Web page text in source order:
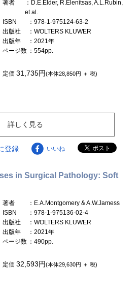
著者
：D.E.Elder, R.Elenitsas, A.L.Rubin,
et al.
ISBN
：978-1-975124-63-2
出版社
：WOLTERS KLUWER
出版年
：2021年
ページ数 ：554pp.
定価31,735円(本体28,850円 ＋ 税)
詳しく見る
登録 いいね
in Surgical Pathology: Soft
著者
：E.A.Montgomery & A.W.Jamess
ISBN
：978-1-975136-02-4
出版社
：WOLTERS KLUWER
出版年
：2021年
ページ数 ：490pp.
定価32,593円(本体29,630円 ＋ 税)